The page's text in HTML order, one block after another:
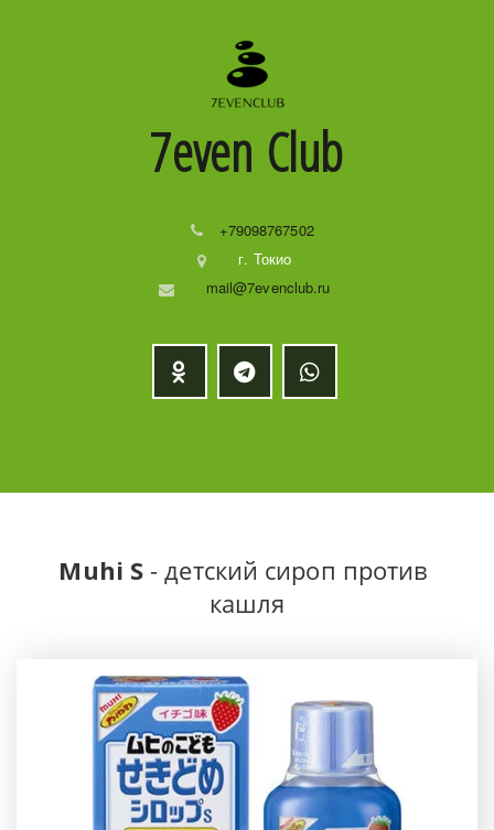
7even Club
+79098767502
г. Токио
mail@7evenclub.ru
Muhi S - детский сироп против
кашля